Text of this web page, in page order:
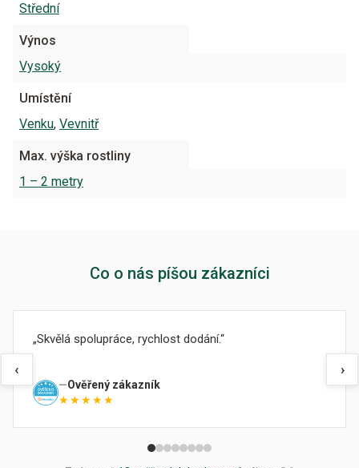
Střední
Výnos
Vysoký
Umístění
Venku, Vevnitř
Max. výška rostliny
1 – 2 metry
Co o nás píšou zákazníci
‹
Skvělá spolupráce, rychlost dodání.
Ověřený zákazník
★★★★★
›